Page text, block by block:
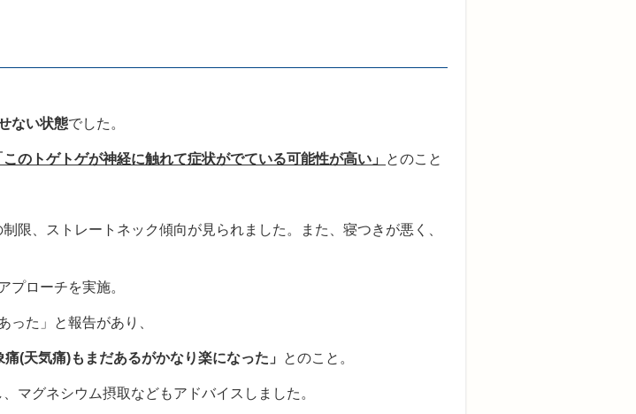
ない状態でした。
このトゲトゲが神経に触れて症状がでている可能性が高い」
とのこと
限、ストレートネック傾向が見られました。また、寝つきが悪く、
プローチを実施。
った」と報告があり、
痛(天気痛)もまだあるがかなり楽になった 」 とのこと。
マグネシウム摂取などもアドバイスしました。